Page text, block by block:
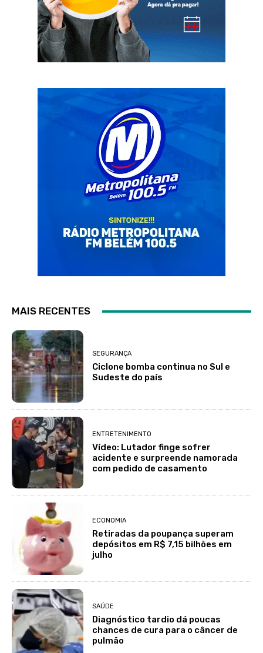
MAIS RECENTES
SEGURANÇA
Ciclone bomba continua no Sul e
Sudeste do país
ENTRETENIMENTO
Vídeo: Lutador finge sofrer
acidente e surpreende namorada
com pedido de casamento
ECONOMIA
Retiradas da poupança superam
depósitos em R$ 7,15 bilhões em
julho
SAÚDE
Diagnóstico tardio dá poucas
chances de cura para o câncer de
pulmão